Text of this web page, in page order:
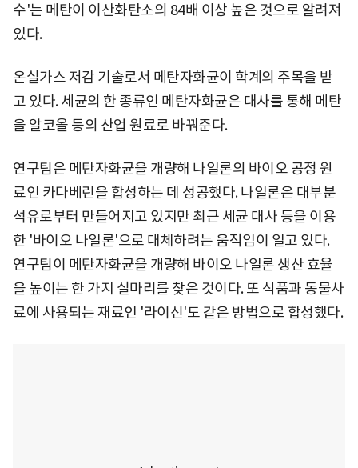
수'는 메탄이 이산화탄소의 84배 이상 높은 것으로 알려져
있다.
온실가스 저감 기술로서 메탄자화균이 학계의 주목을 받
고 있다. 세균의 한 종류인 메탄자화균은 대사를 통해 메탄
을 알코올 등의 산업 원료로 바꿔준다.
연구팀은 메탄자화균을 개량해 나일론의 바이오 공정 원
료인 카다베린을 합성하는 데 성공했다. 나일론은 대부분
석유로부터 만들어지고 있지만 최근 세균 대사 등을 이용
한 '바이오 나일론'으로 대체하려는 움직임이 일고 있다.
연구팀이 메탄자화균을 개량해 바이오 나일론 생산 효율
을 높이는 한 가지 실마리를 찾은 것이다. 또 식품과 동물사
료에 사용되는 재료인 '라이신'도 같은 방법으로 합성했다.